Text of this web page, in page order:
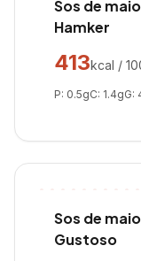
Sos de
Hamker
413kcal /
P: 0.5gC: 1.4gG:
Sos de
Gustoso